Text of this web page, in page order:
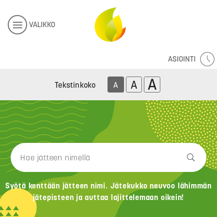
VALIKKO
ASIOINTI
Tekstinkoko A A A
Syötä kenttään jätteen nimi. Jätekukko neuvoo lähimmän
jätepisteen ja auttaa lajittelemaan oikein!